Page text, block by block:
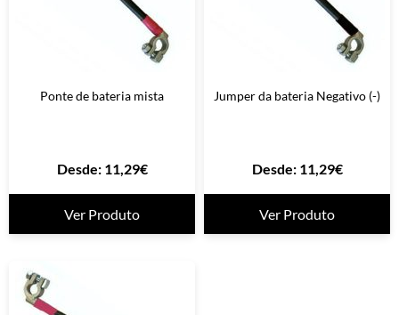
Ponte de bateria mista
Desde: 11,29€
Ver Produto
Jumper da bateria Negativo (-)
Desde: 11,29€
Ver Produto